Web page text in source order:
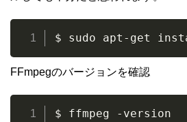
$ sudo apt-get
FFmpegのバージョンを確認
$ ffmpeg -version